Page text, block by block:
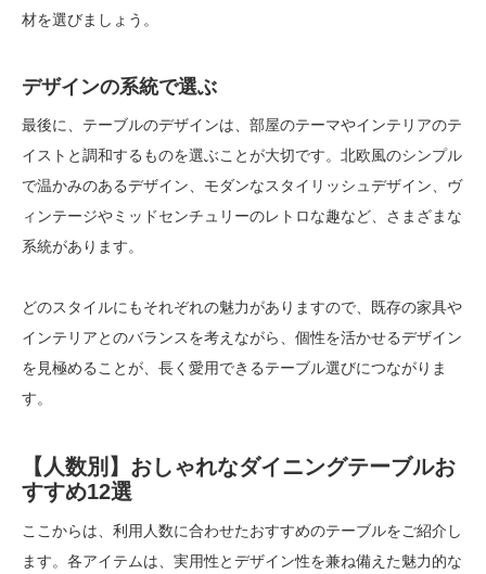
材を選びましょう。
デザインの系統で選ぶ
最後に、テーブルのデザインは、部屋のテーマやインテリアのテ
イストと調和するものを選ぶことが大切です。北欧風のシンプル
で温かみのあるデザイン、モダンなスタイリッシュデザイン、ヴ
ィンテージやミッドセンチュリーのレトロな趣など、さまざまな
系統があります。
どのスタイルにもそれぞれの魅力がありますので、既存の家具や
インテリアとのバランスを考えながら、個性を活かせるデザイン
を見極めることが、長く愛用できるテーブル選びにつながりま
す。
【人数別】おしゃれなダイニングテーブルお
すすめ12選
ここからは、利用人数に合わせたおすすめのテーブルをご紹介し
ます。各アイテムは、実用性とデザイン性を兼ね備えた魅力的な